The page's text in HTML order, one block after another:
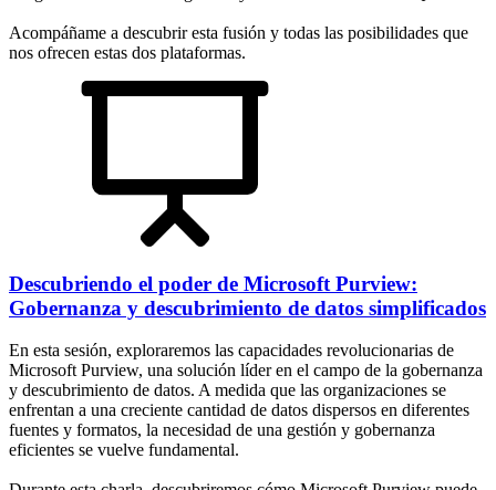
Acompáñame a descubrir esta fusión y todas las posibilidades que
nos ofrecen estas dos plataformas.
Descubriendo el poder de Microsoft Purview:
Gobernanza y descubrimiento de datos simplificados
En esta sesión, exploraremos las capacidades revolucionarias de
Microsoft Purview, una solución líder en el campo de la gobernanza
y descubrimiento de datos. A medida que las organizaciones se
enfrentan a una creciente cantidad de datos dispersos en diferentes
fuentes y formatos, la necesidad de una gestión y gobernanza
eficientes se vuelve fundamental.